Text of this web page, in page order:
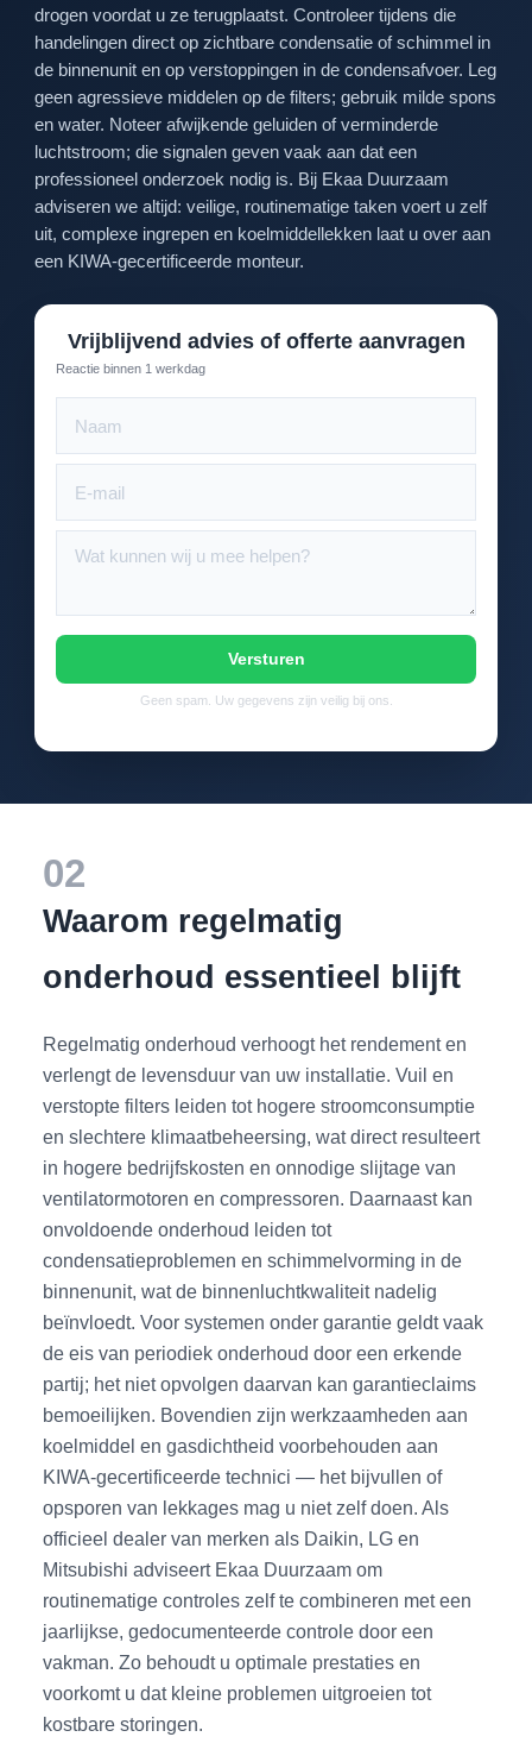
drogen voordat u ze terugplaatst. Controleer tijdens die
handelingen direct op zichtbare condensatie of schimmel in
de binnenunit en op verstoppingen in de condensafvoer. Leg
geen agressieve middelen op de filters; gebruik milde spons
en water. Noteer afwijkende geluiden of verminderde
luchtstroom; die signalen geven vaak aan dat een
professioneel onderzoek nodig is. Bij Ekaa Duurzaam
adviseren we altijd: veilige, routinematige taken voert u zelf
uit, complexe ingrepen en koelmiddellekken laat u over aan
een KIWA-gecertificeerde monteur.
Vrijblijvend advies of offerte aanvragen
Reactie binnen 1 werkdag
Versturen
Geen spam. Uw gegevens zijn veilig bij ons.
02
Waarom regelmatig
onderhoud essentieel blijft
Regelmatig onderhoud verhoogt het rendement en
verlengt de levensduur van uw installatie. Vuil en
verstopte filters leiden tot hogere stroomconsumptie
en slechtere klimaatbeheersing, wat direct resulteert
in hogere bedrijfskosten en onnodige slijtage van
ventilatormotoren en compressoren. Daarnaast kan
onvoldoende onderhoud leiden tot
condensatieproblemen en schimmelvorming in de
binnenunit, wat de binnenluchtkwaliteit nadelig
beïnvloedt. Voor systemen onder garantie geldt vaak
de eis van periodiek onderhoud door een erkende
partij; het niet opvolgen daarvan kan garantieclaims
bemoeilijken. Bovendien zijn werkzaamheden aan
koelmiddel en gasdichtheid voorbehouden aan
KIWA-gecertificeerde technici — het bijvullen of
opsporen van lekkages mag u niet zelf doen. Als
officieel dealer van merken als Daikin, LG en
Mitsubishi adviseert Ekaa Duurzaam om
routinematige controles zelf te combineren met een
jaarlijkse, gedocumenteerde controle door een
vakman. Zo behoudt u optimale prestaties en
voorkomt u dat kleine problemen uitgroeien tot
kostbare storingen.